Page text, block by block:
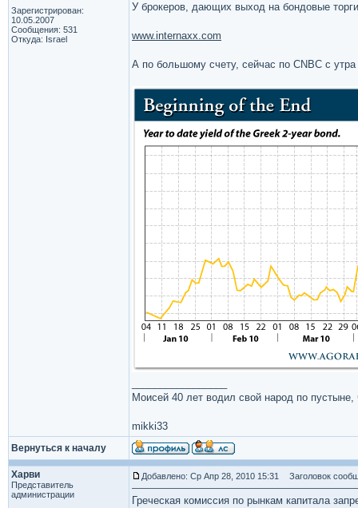
Зарегистрирован:
10.05.2007
Сообщения: 531
Откуда: Israel
У брокеров, дающих выход на бондовые
www.internaxx.com
А по большому счету, сейчас по CNBC с
Моисей 40 лет водил свой народ по
mikki33
Вернуться к началу
Харви
Представитель
администрации
Добавлено: Ср Апр 28, 2010 15:31 Заголовок
Греческая комиссия по рынкам капитала